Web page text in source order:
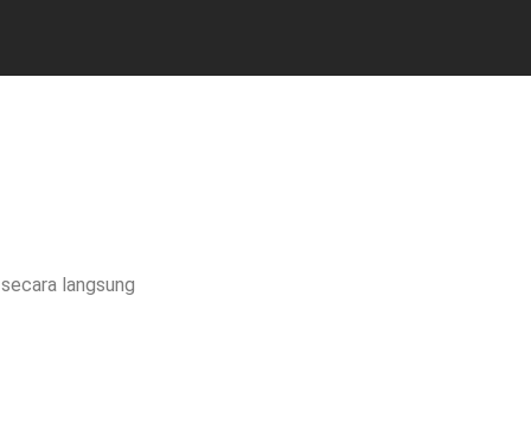
langsung